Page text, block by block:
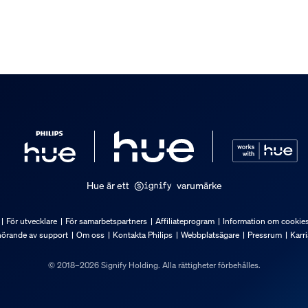
från Hue Bridge Pro
Hue är ett varumärke
För utvecklare För samarbetspartners Affiliateprogram
Information om
av support Om oss Kontakta Philips Webbplatsägare Pressrum
© 2018–2026 Signify Holding. Alla rättigheter förbehålles.